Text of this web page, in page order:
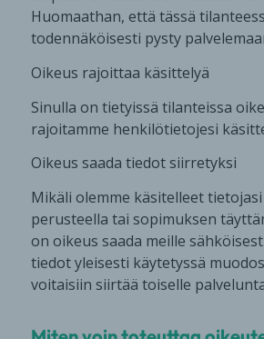
Huomaathan, että tässä
todennäköisesti pysty
Oikeus rajoittaa käsittelyä
Sinulla on tietyissä tilanteissa
rajoitamme henkilötietojesi
Oikeus saada tiedot siirretyksi
Mikäli olemme käsitelleet
perusteella tai sopimuksen
on oikeus saada meille
tiedot yleisesti käytetyssä
voitaisiin siirtää toiselle